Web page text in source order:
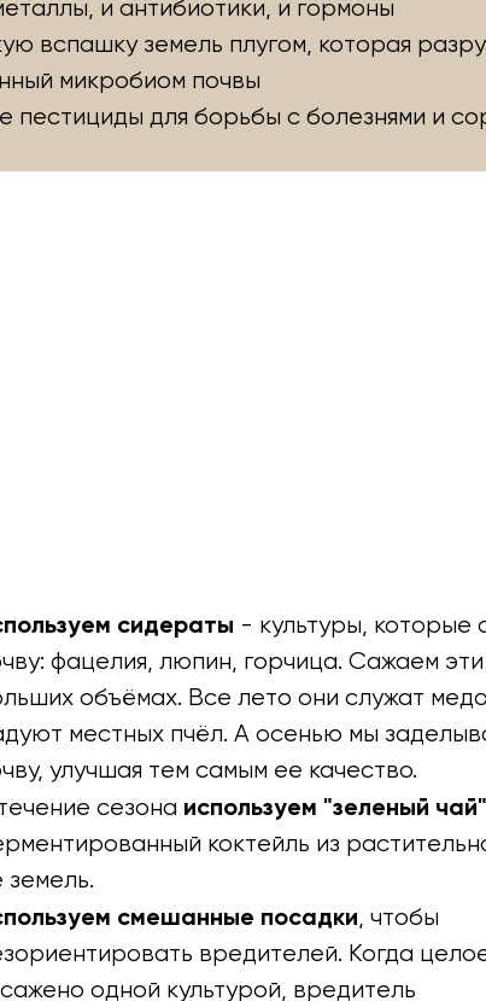
и антибиотики, и гормоны
вспашку земель плугом, которая
микробиом почвы
пестициды для борьбы с болезнями и
сидераты - культуры,
фацелия, люпин, горчица. Сажаем
объёмах. Все лето они служат
местных пчёл. А осенью мы
улучшая тем самым ее качество.
сезона используем "зеленый чай"
коктейль из
земель.
смешанные посадки, чтобы
вредителей. Когда
одной культурой, вредитель